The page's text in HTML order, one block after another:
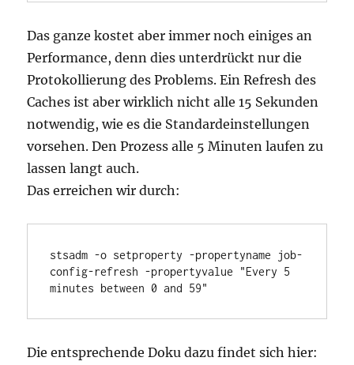
Das ganze kostet aber immer noch einiges an
Performance, denn dies unterdrückt nur die
Protokollierung des Problems. Ein Refresh des
Caches ist aber wirklich nicht alle 15 Sekunden
notwendig, wie es die Standardeinstellungen
vorsehen. Den Prozess alle 5 Minuten laufen zu
lassen langt auch.
Das erreichen wir durch:
stsadm -o setproperty -propertyname job-
config-refresh -propertyvalue "Every 5
minutes between 0 and 59"
Die entsprechende Doku dazu findet sich hier: